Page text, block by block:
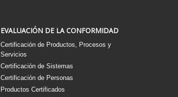
EVALUACIÓN DE LA CONFORMIDAD
Certificación de Productos, Procesos y
Servicios
Certificación de Sistemas
Certificación de Personas
Productos Certificados